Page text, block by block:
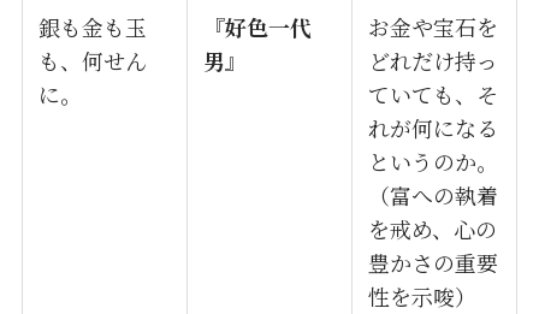
銀も金も玉
も、何せん
に。
『好色一代
男』
お金や宝石を
どれだけ持っ
ていても、そ
れが何になる
というのか。
（富への執着
を戒め、心の
豊かさの重要
性を示唆）